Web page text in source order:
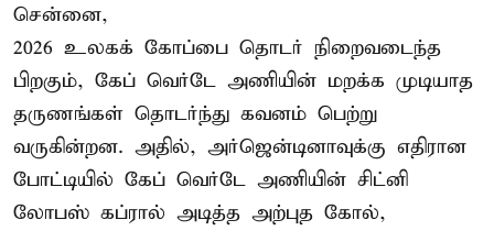
சென்னை,
2026 உலகக் கோப்பை தொடர் நிறைவடைந்த
பிறகும், கேப் வெர்டே அணியின் மறக்க முடியாத
தருணங்கள் தொடர்ந்து கவனம் பெற்று
வருகின்றன. அதில், அர்ஜென்டினாவுக்கு எதிரான
போட்டியில் கேப் வெர்டே அணியின் சிட்னி
லோபஸ் கப்ரால் அடித்த அற்புத கோல்,